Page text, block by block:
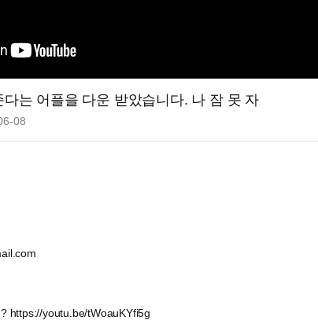
는 어플을 다운 받았습니다. 나 잠 못 자
08
https://youtu.be/tWoauKYfi5g